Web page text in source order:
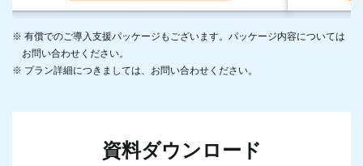
※ 有償でのご導入支援パッケージもございます。パッケージ内容については
お問い合わせください。
※ プラン詳細につきましては、お問い合わせください。
資料ダウンロード